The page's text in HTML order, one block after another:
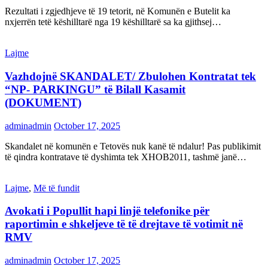
Rezultati i zgjedhjeve të 19 tetorit, në Komunën e Butelit ka
nxjerrën tetë këshilltarë nga 19 këshilltarë sa ka gjithsej…
Lajme
Vazhdojnë SKANDALET/ Zbulohen Kontratat tek
“NP- PARKINGU” të Bilall Kasamit
(DOKUMENT)
adminadmin October 17, 2025
Skandalet në komunën e Tetovës nuk kanë të ndalur! Pas publikimit
të qindra kontratave të dyshimta tek XHOB2011, tashmë janë…
Lajme, Më të fundit
Avokati i Popullit hapi linjë telefonike për
raportimin e shkeljeve të të drejtave të votimit në
RMV
adminadmin October 17, 2025